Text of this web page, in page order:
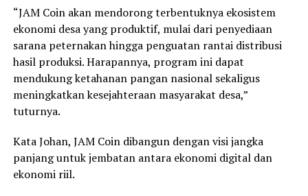
“JAM Coin akan mendorong terbentuknya ekosistem
ekonomi desa yang produktif, mulai dari penyediaan
sarana peternakan hingga penguatan rantai distribusi
hasil produksi. Harapannya, program ini dapat
mendukung ketahanan pangan nasional sekaligus
meningkatkan kesejahteraan masyarakat desa,”
tuturnya.
Kata Johan, JAM Coin dibangun dengan visi jangka
panjang untuk jembatan antara ekonomi digital dan
ekonomi riil.